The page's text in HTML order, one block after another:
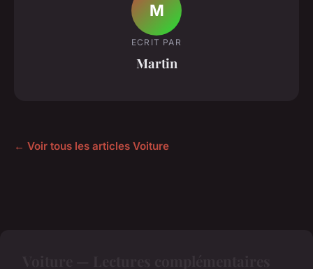
M
ECRIT PAR
Martin
← Voir tous les articles Voiture